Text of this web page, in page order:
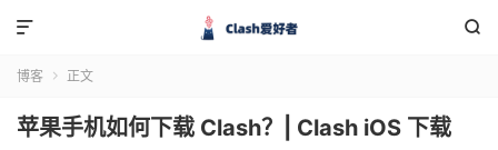


博客  正文
苹果手机如何下载 Clash？| Clash iOS 下载